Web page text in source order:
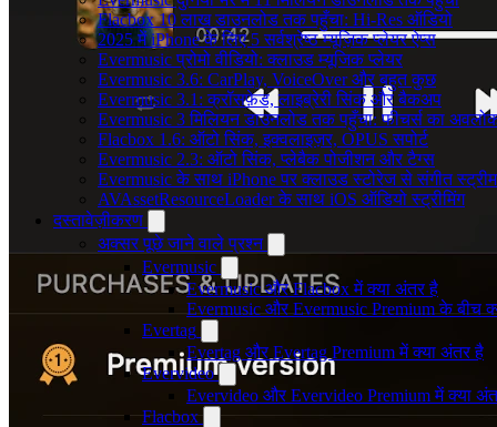
Flacbox 10 लाख डाउनलोड तक पहुँचा: Hi-Res ऑडियो
2025 में iPhone के लिए 5 सर्वश्रेष्ठ म्यूज़िक प्लेयर ऐप्स
Evermusic प्रोमो वीडियो: क्लाउड म्यूजिक प्लेयर
Evermusic 3.6: CarPlay, VoiceOver और बहुत कुछ
Evermusic 3.1: क्रॉसफ़ेड, लाइब्रेरी सिंक और बैकअप
Evermusic 3 मिलियन डाउनलोड तक पहुँचा: फीचर्स का
Flacbox 1.6: ऑटो सिंक, इक्वलाइज़र, OPUS सपोर्ट
Evermusic 2.3: ऑटो सिंक, प्लेबैक पोजीशन और टैग्स
Evermusic के साथ iPhone पर क्लाउड स्टोरेज से संगीत
AVAssetResourceLoader के साथ iOS ऑडियो स्ट्रीमिंग
दस्तावेज़ीकरण
अक्सर पूछे जाने वाले प्रश्न
Evermusic
Evermusic और Flacbox में क्या अंतर है
Evermusic और Evermusic Premium के बीच
Evertag
Evertag और Evertag Premium में क्या अंतर है
Evervideo
Evervideo और Evervideo Premium में क्या
Flacbox